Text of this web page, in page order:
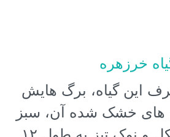
خرزهره
این گیاه، برگ هایش
های خشک شده آن، سبز